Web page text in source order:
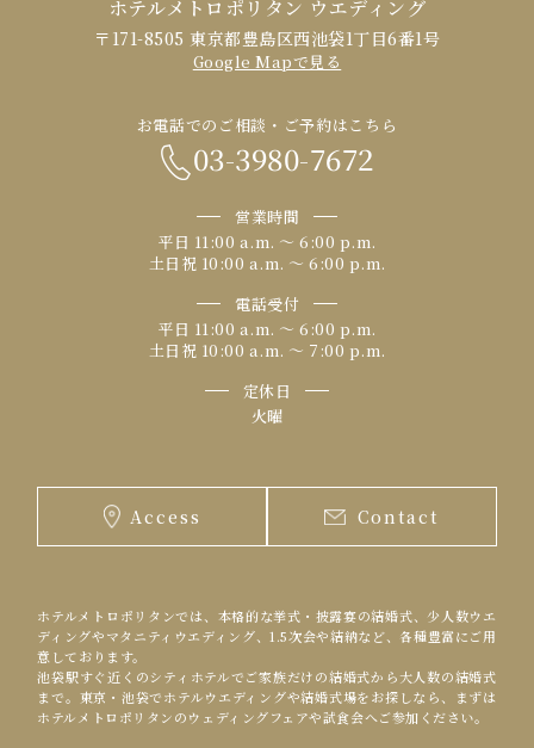
ホテルメトロポリタン ウエディング
〒171-8505 東京都豊島区西池袋1丁目6番1号
Google Mapで見る
お電話でのご相談・ご予約はこちら
03-3980-7672
営業時間
平日 11:00 a.m. 〜 6:00 p.m.
土日祝 10:00 a.m. 〜 6:00 p.m.
電話受付
平日 11:00 a.m. 〜 6:00 p.m.
土日祝 10:00 a.m. 〜 7:00 p.m.
定休日
火曜
Access Contact
ホテルメトロポリタンでは、本格的な挙式・披露宴の結婚式、少人数ウエ
ディングやマタニティウエディング、1.5次会や結納など、各種豊富にご用
意しております。
池袋駅すぐ近くのシティホテルでご家族だけの結婚式から大人数の結婚式
まで。東京・池袋でホテルウエディングや結婚式場をお探しなら、まずは
ホテルメトロポリタンのウェディングフェアや試食会へご参加ください。